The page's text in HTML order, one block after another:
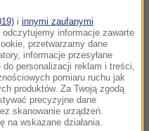
z energetyką. Te
specjalne instalacje, w
odpady, nie
Mułów nie mogą
pieców czy
i innymi zaufanymi
odczytujemy informacje zawarte
przetwarzamy dane
informacje przesyłane
personalizacji reklam i treści,
pomiaru ruchu jak
produktów. Za Twoją zgodą
precyzyjne dane
skanowanie urządzeń.
na wskazane działania.